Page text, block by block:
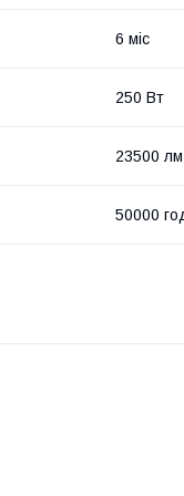
6 міс
250 Вт
23500 лм
50000